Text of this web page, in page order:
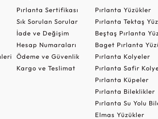
Pırlanta Sertifikası
Sık Sorulan Sorular
İade ve Değişim
Hesap Numaraları
Ödeme ve Güvenlik
Kargo ve Teslimat
Pırlanta Yüzükler
Pırlanta Tektaş
Beştaş Pırlanta
Baget Pırlanta
Pırlanta Kolyeler
Pırlanta Safir
Pırlanta Küpeler
Pırlanta Bileklikler
Pırlanta Su Yolu
Elmas Yüzükler